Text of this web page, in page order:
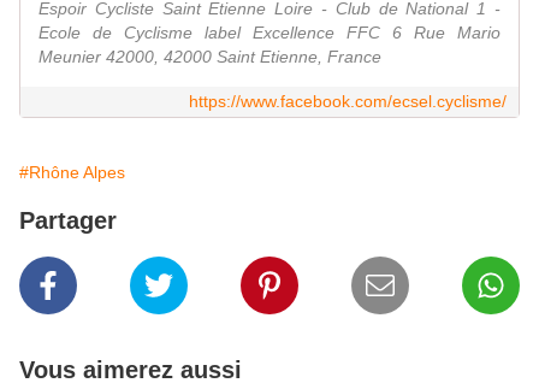
Espoir Cycliste Saint Etienne Loire - Club de National 1 -
Ecole de Cyclisme label Excellence FFC 6 Rue Mario
Meunier 42000, 42000 Saint Etienne, France
https://www.facebook.com/ecsel.cyclisme/
#Rhône Alpes
Partager
Vous aimerez aussi